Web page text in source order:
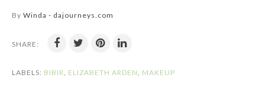
By Winda - dajourneys.com
SHARE:
LABELS: BIBIR, ELIZABETH ARDEN, MAKEUP